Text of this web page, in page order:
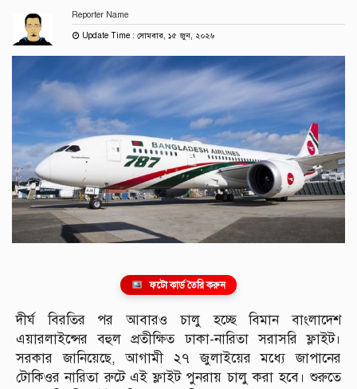
Reporter Name
Update Time : সোমবার, ১৫ জুন, ২০২৬
ফটো কার্ড তৈরি করুন
দীর্ঘ বিরতির পর আবারও চালু হচ্ছে বিমান বাংলাদেশ
এয়ারলাইন্সের বহুল প্রতীক্ষিত ঢাকা-নারিতা সরাসরি ফ্লাইট।
সরকার জানিয়েছে, আগামী ২৭ জুলাইয়ের মধ্যে জাপানের
টোকিওর নারিতা রুটে এই ফ্লাইট পুনরায় চালু করা হবে। শুরুতে